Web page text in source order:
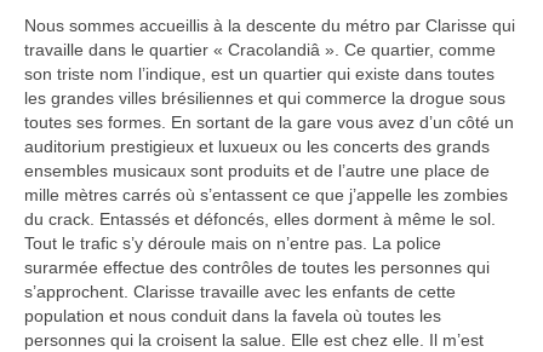
Nous sommes accueillis à la descente du métro par Clarisse qui
travaille dans le quartier « Cracolandiâ ». Ce quartier, comme
son triste nom l’indique, est un quartier qui existe dans toutes
les grandes villes brésiliennes et qui commerce la drogue sous
toutes ses formes. En sortant de la gare vous avez d’un côté un
auditorium prestigieux et luxueux ou les concerts des grands
ensembles musicaux sont produits et de l’autre une place de
mille mètres carrés où s’entassent ce que j’appelle les zombies
du crack. Entassés et défoncés, elles dorment à même le sol.
Tout le trafic s’y déroule mais on n’entre pas. La police
surarmée effectue des contrôles de toutes les personnes qui
s’approchent. Clarisse travaille avec les enfants de cette
population et nous conduit dans la favela où toutes les
personnes qui la croisent la salue. Elle est chez elle. Il m’est